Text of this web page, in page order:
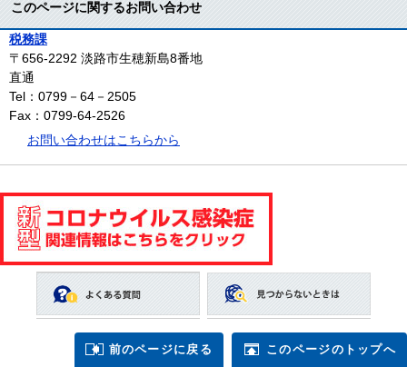
このページに関するお問い合わせ
税務課
〒656-2292 淡路市生穂新島8番地
直通
Tel：0799－64－2505
Fax：0799-64-2526
お問い合わせはこちらから
前のページに戻る このページのトップへ